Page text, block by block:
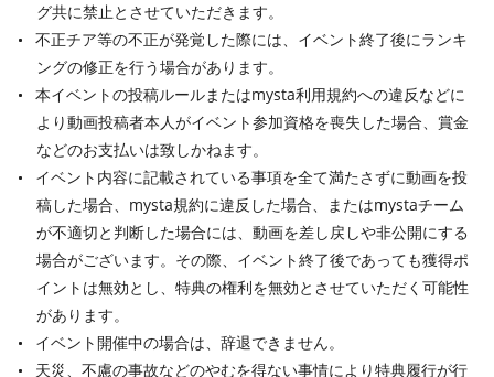
グ共に禁止とさせていただきます。
不正チア等の不正が発覚した際には、イベント終了後にランキ
ングの修正を行う場合があります。
本イベントの投稿ルールまたはmysta利用規約への違反などに
より動画投稿者本人がイベント参加資格を喪失した場合、賞金
などのお支払いは致しかねます。
イベント内容に記載されている事項を全て満たさずに動画を投
稿した場合、mysta規約に違反した場合、またはmystaチーム
が不適切と判断した場合には、動画を差し戻しや非公開にする
場合がございます。その際、イベント終了後であっても獲得ポ
イントは無効とし、特典の権利を無効とさせていただく可能性
があります。
イベント開催中の場合は、辞退できません。
天災、不慮の事故などのやむを得ない事情により特典履行が行